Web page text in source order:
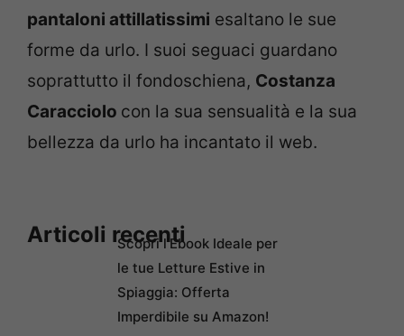
pantaloni attillatissimi esaltano le sue
forme da urlo. I suoi seguaci guardano
soprattutto il fondoschiena, Costanza
Caracciolo con la sua sensualità e la sua
bellezza da urlo ha incantato il web.
Articoli recentiScopri l’Ebook Ideale per
le tue Letture Estive in
Spiaggia: Offerta
Imperdibile su Amazon!